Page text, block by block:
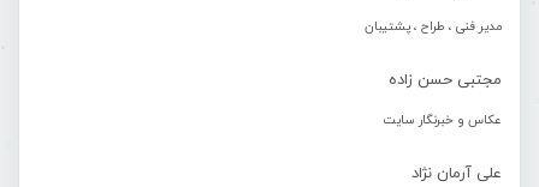
مدیر فنی ، طراح ، پشتیبان
مجتبی حسن زاده
عکاس و خبرنگار سایت
علی آرمان نژاد